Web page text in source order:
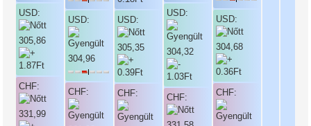
USD:
305,86
CHF:
331,99
USD:
304,96
CHF:
USD:
305,35
CHF:
USD:
304,32
CHF:
USD:
304,68
CHF: